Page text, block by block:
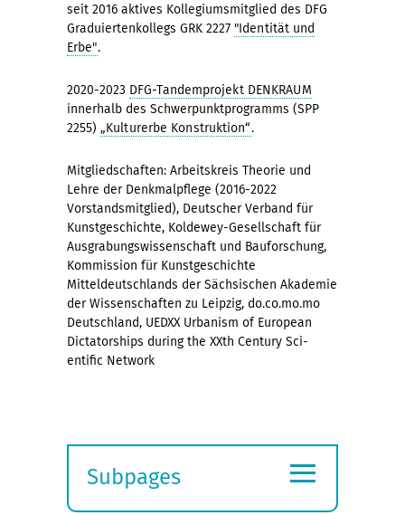
seit 2016 aktives Kollegiumsmitglied des DFG
Graduiertenkollegs GRK 2227 "Identität und
Erbe".
2020-2023 DFG-Tandemprojekt DENKRAUM
innerhalb des Schwerpunktprogramms (SPP
2255) „Kulturerbe Konstruktion“.
Mitgliedschaften: Arbeitskreis Theorie und
Lehre der Denkmalpflege (2016-2022
Vorstandsmitglied), Deutscher Verband für
Kunstgeschichte, Koldewey-Gesellschaft für
Ausgrabungswissenschaft und Bauforschung,
Kommission für Kunstgeschichte
Mitteldeutschlands der Sächsischen Akademie
der Wissenschaften zu Leipzig, do.co.mo.mo
Deutschland, UEDXX Urbanism of European
Dictatorships during the XXth Century Sci-
entific Network
Subpages
≡